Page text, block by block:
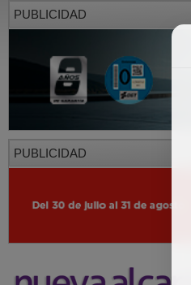
PUBLICIDAD
PUBLICIDAD